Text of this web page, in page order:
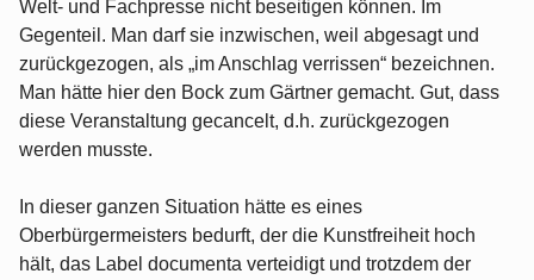
Welt- und Fachpresse nicht beseitigen können. Im
Gegenteil. Man darf sie inzwischen, weil abgesagt und
zurückgezogen, als „im Anschlag verrissen“ bezeichnen.
Man hätte hier den Bock zum Gärtner gemacht. Gut, dass
diese Veranstaltung gecancelt, d.h. zurückgezogen
werden musste.
In dieser ganzen Situation hätte es eines
Oberbürgermeisters bedurft, der die Kunstfreiheit hoch
hält, das Label documenta verteidigt und trotzdem der